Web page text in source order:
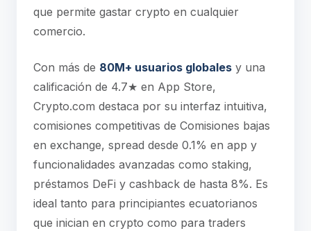
que permite gastar crypto en cualquier
comercio.
Con más de 80M+ usuarios globales y una
calificación de 4.7★ en App Store,
Crypto.com destaca por su interfaz intuitiva,
comisiones competitivas de Comisiones bajas
en exchange, spread desde 0.1% en app y
funcionalidades avanzadas como staking,
préstamos DeFi y cashback de hasta 8%. Es
ideal tanto para principiantes ecuatorianos
que inician en crypto como para traders